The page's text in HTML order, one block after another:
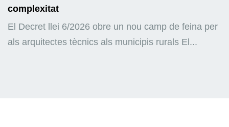
complexitat
El Decret llei 6/2026 obre un nou camp de feina per
als arquitectes tècnics als municipis rurals El...